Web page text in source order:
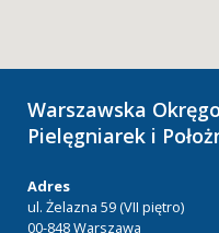
Warszawska
Pielęgniarek i
Adres
ul. Żelazna 59 (VII piętro)
00-848 Warszawa